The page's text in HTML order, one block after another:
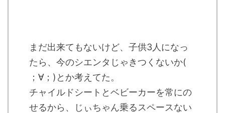
まだ出来てもないけど、子供3人になっ
たら、今のシエンタじゃきつくないか(
；∀；)とか考えてた。
チャイルドシートとベビーカーを常にの
せるから、じぃちゃん乗るスペースない